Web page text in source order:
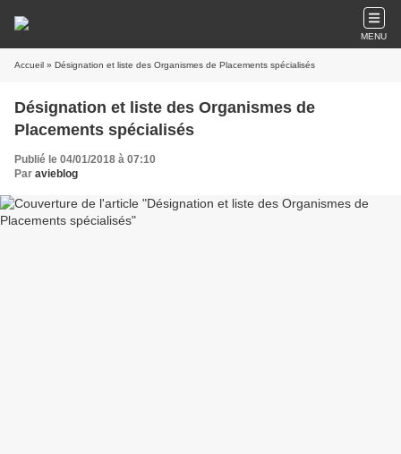
MENU
Accueil » Désignation et liste des Organismes de Placements spécialisés
Désignation et liste des Organismes de
Placements spécialisés
Publié le 04/01/2018 à 07:10
Par avieblog